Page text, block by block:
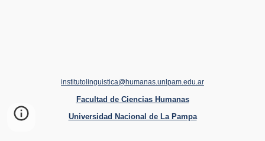
institutolinguistica@humanas.unlpam.edu.ar
Facultad de Ciencias Humanas
Universidad Nacional de La Pampa